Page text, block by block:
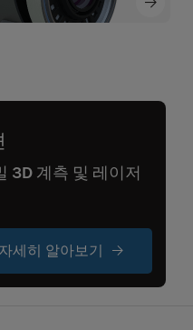
3D 계측 및 레이저
세히 알아보기